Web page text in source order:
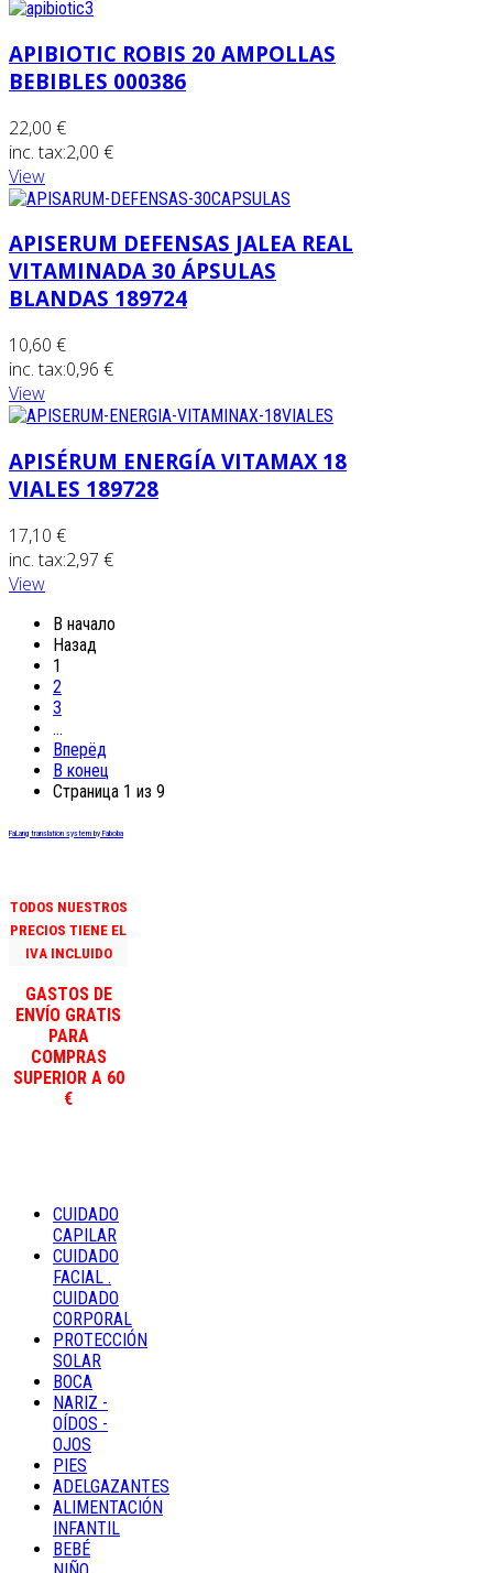
APIBIOTIC ROBIS 20 AMPOLLAS
BEBIBLES 000386
22,00 €
inc. tax:2,00 €
View
APISERUM DEFENSAS JALEA REAL
VITAMINADA 30 ÁPSULAS
BLANDAS 189724
10,60 €
inc. tax:0,96 €
View
APISÉRUM ENERGÍA VITAMAX 18
VIALES 189728
17,10 €
inc. tax:2,97 €
View
В начало
Назад
1
2
3
…
Вперёд
В конец
Страница 1 из 9
FaLang translation system by Faboba
TODOS NUESTROS
PRECIOS TIENE EL
IVA INCLUIDO
GASTOS DE
ENVÍO GRATIS
PARA
COMPRAS
SUPERIOR A 60
€
CUIDADO
CAPILAR
CUIDADO
FACIAL .
CUIDADO
CORPORAL
PROTECCIÓN
SOLAR
BOCA
NARIZ -
OÍDOS -
OJOS
PIES
ADELGAZANTES
ALIMENTACIÓN
INFANTIL
BEBÉ